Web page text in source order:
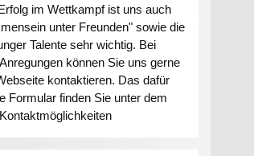
im Wettkampf ist uns auch
unter Freunden" sowie die
Talente sehr wichtig. Bei
können Sie uns gerne
kontaktieren. Das dafür
Formular finden Sie unter dem